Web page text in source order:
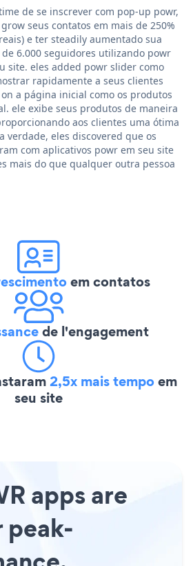
de se inscrever com pop-up powr,
seus contatos em mais de 250%
e ter steadily aumentado sua
6.000 seguidores utilizando powr
site. eles added powr slider como
rapidamente a seus clientes
a página inicial como os produtos
ele exibe seus produtos de maneira
aos clientes uma ótima
verdade, eles discovered que os
com aplicativos powr em seu site
mais do que qualquer outra pessoa
em contatos
de l'engagement
2,5x mais tempoem
seu site
apps are